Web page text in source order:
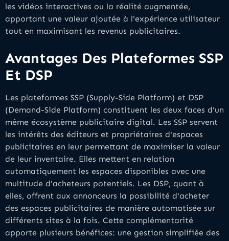
les vidéos interactives ou la réalité augmentée,
apportant une valeur ajoutée à l'expérience utilisateur
tout en maximisant les revenus publicitaires.
Avantages Des Plateformes SSP
Et DSP
Les plateformes SSP (Supply-Side Platform) et DSP
(Demand-Side Platform) constituent les deux faces d'un
même écosystème publicitaire digital. Les SSP servent
les intérêts des éditeurs et propriétaires d'espaces
publicitaires en leur permettant de maximiser la valeur
de leur inventaire. Elles mettent en relation
automatiquement les espaces disponibles avec une
multitude d'acheteurs potentiels. Les DSP, quant à
elles, offrent aux annonceurs la possibilité d'acheter
des espaces publicitaires de manière automatisée sur
différents sites à la fois. Cette complémentarité
apporte plusieurs bénéfices: une gestion simplifiée des